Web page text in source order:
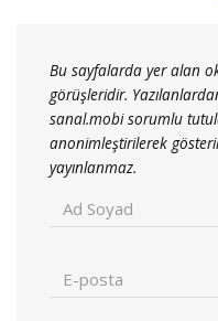
Bu sayfalarda yer alan
görüşleridir.
sanal.mobi sorumlu
anonimleştirilerek
yayınlanmaz.